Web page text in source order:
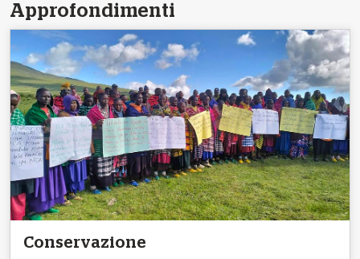
Approfondimenti
Conservazione